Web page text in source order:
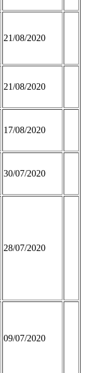
21/08/2020
21/08/2020
17/08/2020
30/07/2020
28/07/2020
09/07/2020